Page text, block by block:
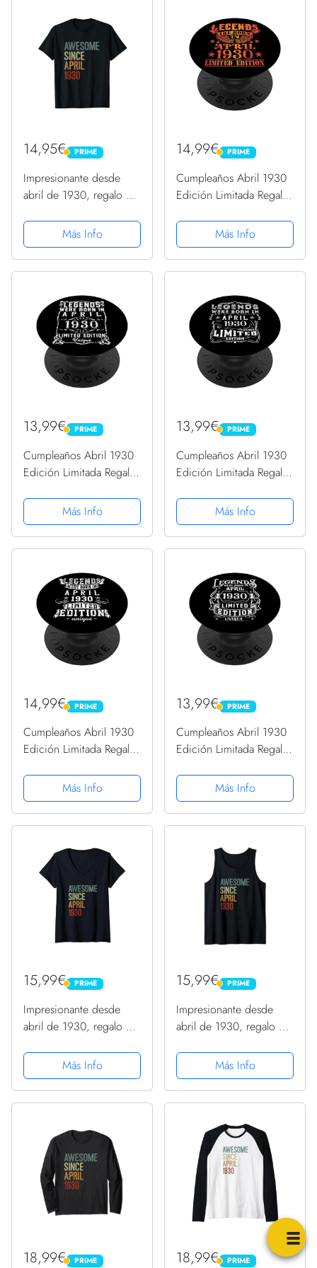
Tema:...
14,95€ PRIME
PRIME
Impresionante desde
abril de 1930, regalo de
retro Camiseta
Más Info
14,99€ PRIME
PRIME
Cumpleaños Abril 1930
Edición Limitada Regalo
PopGrip Intercambiable
Más Info
13,99€ PRIME
PRIME
Cumpleaños Abril 1930
Edición Limitada Regalo
PopGrip Intercambiable
Más Info
13,99€ PRIME
PRIME
Cumpleaños Abril 1930
Edición Limitada Regalo
PopGrip Intercambiable
Más Info
14,99€ PRIME
PRIME
Cumpleaños Abril 1930
Edición Limitada Regalo
PopGrip Intercambiable
Más Info
13,99€ PRIME
PRIME
Cumpleaños Abril 1930
Edición Limitada Regalo
PopGrip Intercambiable
Más Info
15,99€ PRIME
PRIME
Impresionante desde
abril de 1930, regalo de
retro Camiseta Cuello V
Más Info
15,99€ PRIME
PRIME
Impresionante desde
abril de 1930, regalo de
retro Camiseta sin
Mangas
Más Info
18,99€ PRIME
PRIME 18,99€ PRIME
PRIME